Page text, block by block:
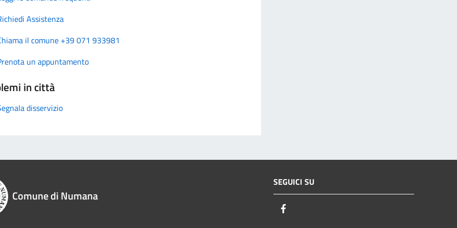
Assistenza
il comune +39 071 933981
un appuntamento
in città
disservizio
Comune di Numana
SEGUICI SU